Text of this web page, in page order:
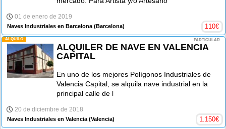
01 de enero de 2019
Naves Industriales en Barcelona (Barcelona) 110€
-ALQUILO- PARTICULAR
ALQUILER DE NAVE EN VALENCIA
CAPITAL
En uno de los mejores Polígonos Industriales de
Valencia Capital, se alquila nave industrial en la
principal calle de l
20 de diciembre de 2018
Naves Industriales en Valencia(Valencia) 1.150€